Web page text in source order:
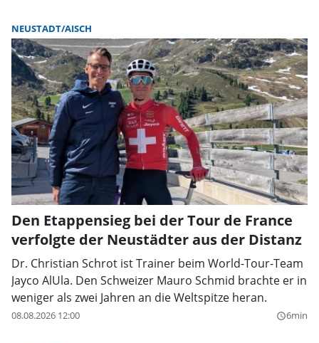
NEUSTADT/AISCH
Den Etappensieg bei der Tour de France
verfolgte der Neustädter aus der Distanz
Dr. Christian Schrot ist Trainer beim World-Tour-Team
Jayco AlUla. Den Schweizer Mauro Schmid brachte er in
weniger als zwei Jahren an die Weltspitze heran.
08.08.2026 12:00 query_builder6min